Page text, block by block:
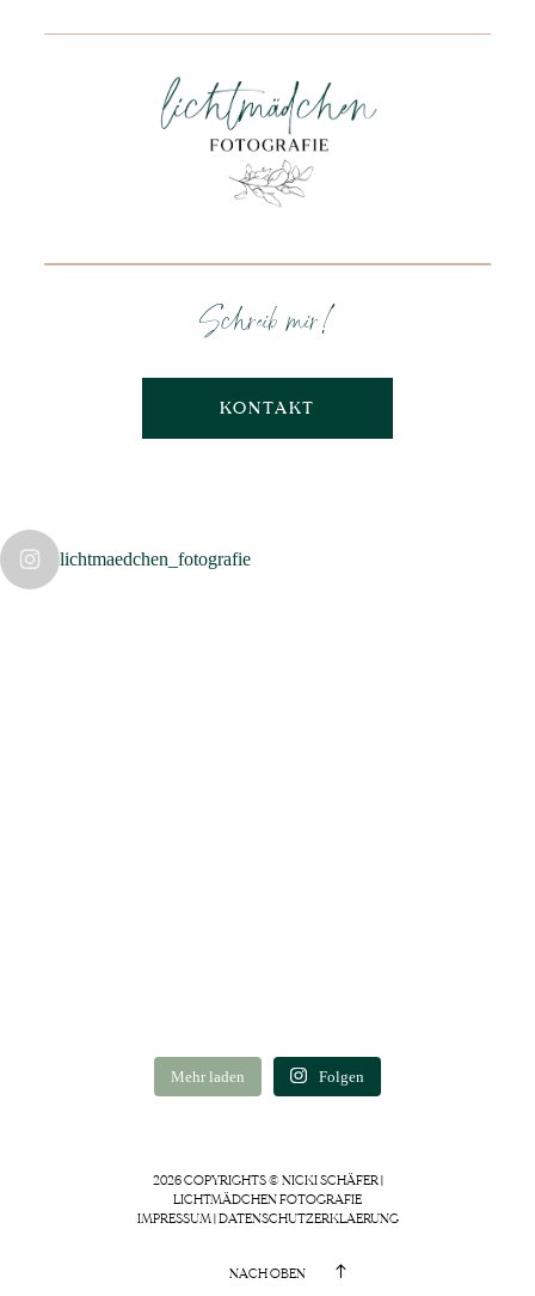
Schreib mir!
KONTAKT
lichtmaedchen_fotografie
Mehr laden Folgen
2026 COPYRIGHTS © NICKI SCHÄFER |
LICHTMÄDCHEN FOTOGRAFIE
IMPRESSUM| DATENSCHUTZERKLAERUNG
NACH OBEN